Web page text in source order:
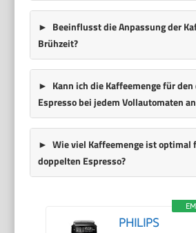
Beeinflusst die Anpassung der
Brühzeit?
Kann ich die Kaffeemenge für
Espresso bei jedem Vollautomaten
Wie viel Kaffeemenge ist optimal
doppelten Espresso?
PHILIPS